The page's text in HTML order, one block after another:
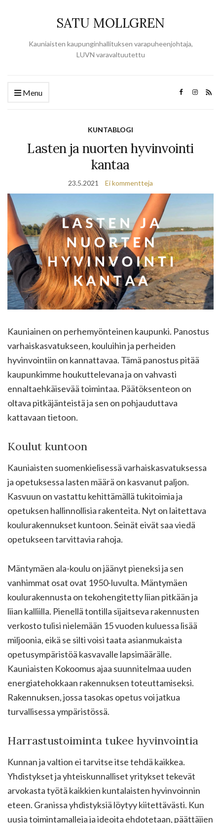
SATU MOLLGREN
Kauniaisten kaupunginhallituksen varapuheenjohtaja,
LUVN varavaltuutettu
Menu
KUNTABLOGI
Lasten ja nuorten hyvinvointi
kantaa
23.5.2021 Ei kommentteja
Kauniainen on perhemyönteinen kaupunki. Panostus
varhaiskasvatukseen, kouluihin ja perheiden
hyvinvointiin on kannattavaa. Tämä panostus pitää
kaupunkimme houkuttelevana ja on vahvasti
ennaltaehkäisevää toimintaa. Päätöksenteon on
oltava pitkäjänteistä ja sen on pohjauduttava
kattavaan tietoon.
Koulut kuntoon
Kauniaisten suomenkielisessä varhaiskasvatuksessa
ja opetuksessa lasten määrä on kasvanut paljon.
Kasvuun on vastattu kehittämällä tukitoimia ja
opetuksen hallinnollisia rakenteita. Nyt on laitettava
koulurakennukset kuntoon. Seinät eivät saa viedä
opetukseen tarvittavia rahoja.
Mäntymäen ala-koulu on jäänyt pieneksi ja sen
vanhimmat osat ovat 1950-luvulta. Mäntymäen
koulurakennusta on tekohengitetty liian pitkään ja
liian kalliilla. Pienellä tontilla sijaitseva rakennusten
verkosto tulisi nielemään 15 vuoden kuluessa lisää
miljoonia, eikä se silti voisi taata asianmukaista
opetusympäristöä kasvavalle lapsimäärälle.
Kauniaisten Kokoomus ajaa suunnitelmaa uuden
energiatehokkaan rakennuksen toteuttamiseksi.
Rakennuksen, jossa tasokas opetus voi jatkua
turvallisessa ympäristössä.
Harrastustoiminta tukee hyvinvointia
Kunnan ja valtion ei tarvitse itse tehdä kaikkea.
Yhdistykset ja yhteiskunnalliset yritykset tekevät
arvokasta työtä kaikkien kuntalaisten hyvinvoinnin
eteen. Granissa yhdistyksiä löytyy kiitettävästi. Kun
uusia toimintamalleja ja ideoita ehdotetaan, päättäjien